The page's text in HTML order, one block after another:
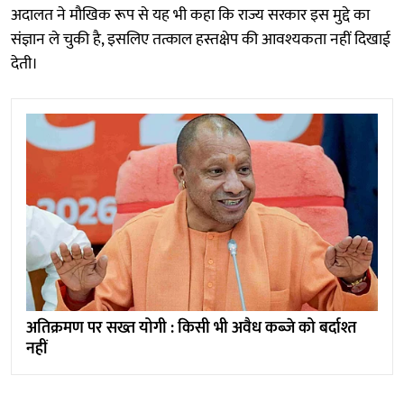
अदालत ने मौखिक रूप से यह भी कहा कि राज्य सरकार इस मुद्दे का
संज्ञान ले चुकी है, इसलिए तत्काल हस्तक्षेप की आवश्यकता नहीं दिखाई
देती।
अतिक्रमण पर सख्त योगी : किसी भी अवैध कब्जे को बर्दाश्त
नहीं